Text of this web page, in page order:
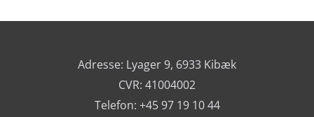
Adresse: Lyager 9, 6933 Kibæk
CVR: 41004002
Telefon: +45 97 19 10 44